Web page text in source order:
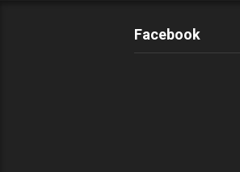
Facebook